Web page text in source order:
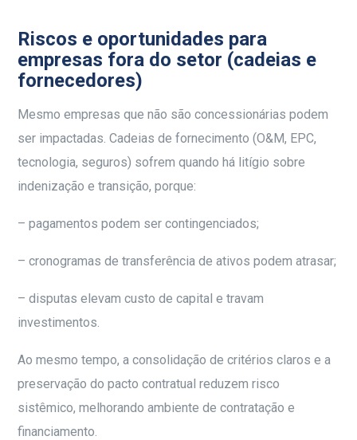
Riscos e oportunidades para
empresas fora do setor (cadeias e
fornecedores)
Mesmo empresas que não são concessionárias podem
ser impactadas. Cadeias de fornecimento (O&M, EPC,
tecnologia, seguros) sofrem quando há litígio sobre
indenização e transição, porque:
– pagamentos podem ser contingenciados;
– cronogramas de transferência de ativos podem atrasar;
– disputas elevam custo de capital e travam
investimentos.
Ao mesmo tempo, a consolidação de critérios claros e a
preservação do pacto contratual reduzem risco
sistêmico, melhorando ambiente de contratação e
financiamento.